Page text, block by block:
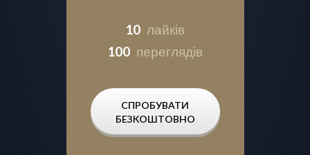
10 лайків
100 переглядів
СПРОБУВАТИ
БЕЗКОШТОВНО